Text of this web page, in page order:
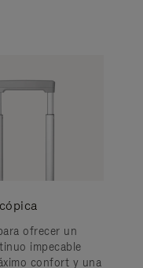
ofrecer un
impecable
confort y una